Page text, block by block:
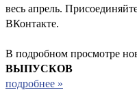
весь апрель.
ВКонтакте.
В подробном просмотре
ВЫПУСКОВ
подробнее »